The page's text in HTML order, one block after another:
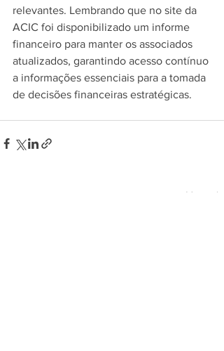
relevantes. Lembrando que no site da
ACIC foi disponibilizado um informe
financeiro para manter os associados
atualizados, garantindo acesso contínuo
a informações essenciais para a tomada
de decisões financeiras estratégicas.
Ver tudo